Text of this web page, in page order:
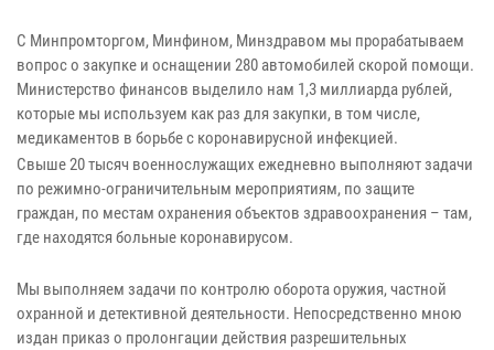
С Минпромторгом, Минфином, Минздравом мы прорабатываем
вопрос о закупке и оснащении 280 автомобилей скорой помощи.
Министерство финансов выделило нам 1,3 миллиарда рублей,
которые мы используем как раз для закупки, в том числе,
медикаментов в борьбе с коронавирусной инфекцией.
Свыше 20 тысяч военнослужащих ежедневно выполняют задачи
по режимно-ограничительным мероприятиям, по защите
граждан, по местам охранения объектов здравоохранения – там,
где находятся больные коронавирусом.
Мы выполняем задачи по контролю оборота оружия, частной
охранной и детективной деятельности. Непосредственно мною
издан приказ о пролонгации действия разрешительных